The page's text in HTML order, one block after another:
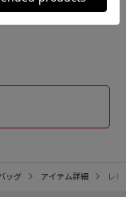
ッグ アイテム詳細 レ